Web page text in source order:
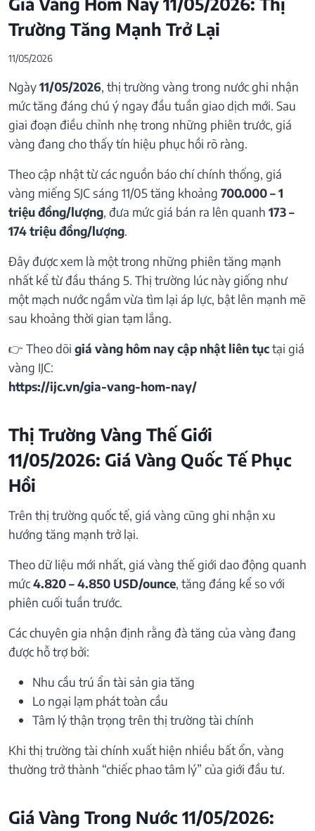
Trường Tăng Mạnh Trở Lại
11/05/2026
Ngày11/05/2026, thị trường vàng trong nước ghi nhận
mức tăng đáng chú ý ngay đầu tuần giao dịch mới. Sau
giai đoạn điều chỉnh nhẹ trong những phiên trước, giá
vàng đang cho thấy tín hiệu phục hồi rõ ràng.
Theo cập nhật từ các nguồn báo chí chính thống, giá
vàng miếng SJC sáng 11/05 tăng khoảng 700.000 – 1
triệu đồng/lượng, đưa mức giá bán ra lên quanh 173 –
174 triệu đồng/lượng.
Đây được xem là một trong những phiên tăng mạnh
nhất kể từ đầu tháng 5. Thị trường lúc này giống như
một mạch nước ngầm vừa tìm lại áp lực, bật lên mạnh mẽ
sau khoảng thời gian tạm lắng.
👉 Theo dõi giá vàng hôm nay cập nhật liên tụctại giá
vàng IJC:
https://ijc.vn/gia-vang-hom-nay/
Thị Trường Vàng Thế Giới
11/05/2026: Giá Vàng Quốc Tế Phục
Hồi
Trên thị trường quốc tế, giá vàng cũng ghi nhận xu
hướng tăng mạnh trở lại.
Theo dữ liệu mới nhất, giá vàng thế giới dao động quanh
mức4.820 – 4.850 USD/ounce, tăng đáng kể so với
phiên cuối tuần trước.
Các chuyên gia nhận định rằng đà tăng của vàng đang
được hỗ trợ bởi:
Nhu cầu trú ẩn tài sản gia tăng
Lo ngại lạm phát toàn cầu
Tâm lý thận trọng trên thị trường tài chính
Khi thị trường tài chính xuất hiện nhiều bất ổn, vàng
thường trở thành “chiếc phao tâm lý” của giới đầu tư.
Giá Vàng Trong Nước 11/05/2026: